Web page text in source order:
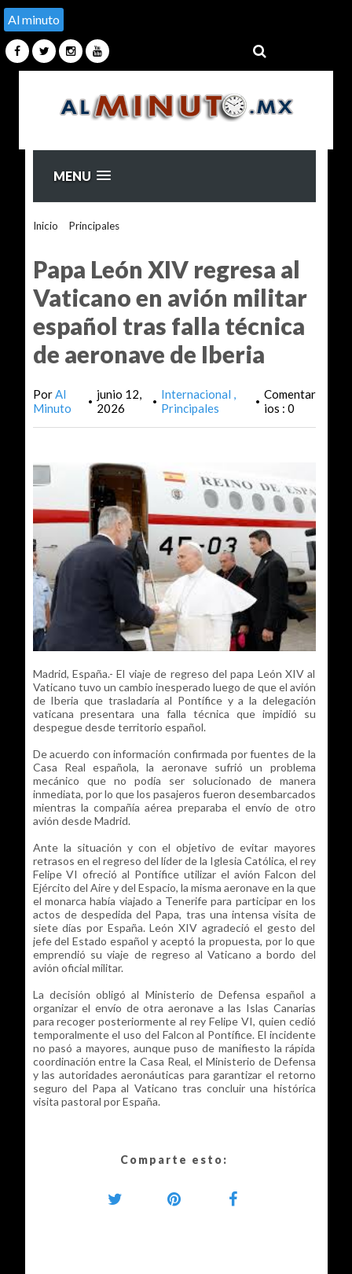
Al minuto
MENU
Inicio Principales>
Papa León XIV regresa al
Vaticano en avión militar
español tras falla técnica
de aeronave de Iberia
PorAl
Minuto
• junio 12,
2026
• Internacional
Principales
• Comentar
ios : 0
Madrid, España.- El viaje de regreso del papa León XIV al
Vaticano tuvo un cambio inesperado luego de que el avión
de Iberia que trasladaría al Pontífice y a la delegación
vaticana presentara una falla técnica que impidió su
despegue desde territorio español.
De acuerdo con información confirmada por fuentes de la
Casa Real española, la aeronave sufrió un problema
mecánico que no podía ser solucionado de manera
inmediata, por lo que los pasajeros fueron desembarcados
mientras la compañía aérea preparaba el envío de otro
avión desde Madrid.
Ante la situación y con el objetivo de evitar mayores
retrasos en el regreso del líder de la Iglesia Católica, el rey
Felipe VI ofreció al Pontífice utilizar el avión Falcon del
Ejército del Aire y del Espacio, la misma aeronave en la que
el monarca había viajado a Tenerife para participar en los
actos de despedida del Papa, tras una intensa visita de
siete días por España. León XIV agradeció el gesto del
jefe del Estado español y aceptó la propuesta, por lo que
emprendió su viaje de regreso al Vaticano a bordo del
avión oficial militar.
La decisión obligó al Ministerio de Defensa español a
organizar el envío de otra aeronave a las Islas Canarias
para recoger posteriormente al rey Felipe VI, quien cedió
temporalmente el uso del Falcon al Pontífice. El incidente
no pasó a mayores, aunque puso de manifiesto la rápida
coordinación entre la Casa Real, el Ministerio de Defensa
y las autoridades aeronáuticas para garantizar el retorno
seguro del Papa al Vaticano tras concluir una histórica
visita pastoral por España.
Comparte esto: